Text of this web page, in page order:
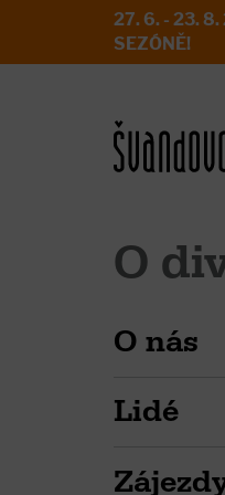
27. 6. - 23. 8.
SEZÓNĚ!
O
O nás
Lidé